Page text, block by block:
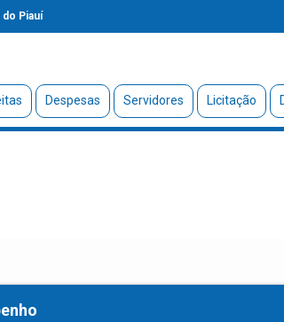
Piauí
Despesas Servidores Licitação